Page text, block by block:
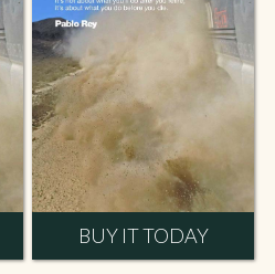
BUY IT TODAY